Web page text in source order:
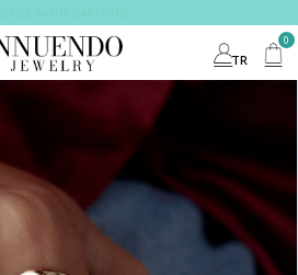
TR
0